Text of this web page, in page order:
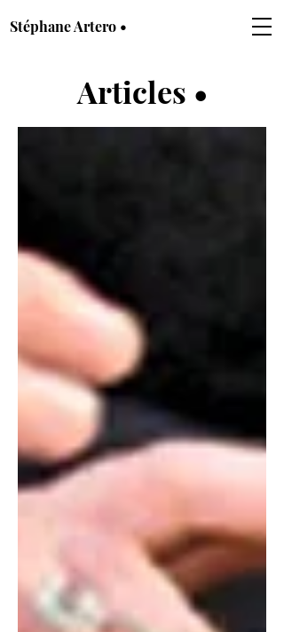
Stéphane Artero •
Articles •